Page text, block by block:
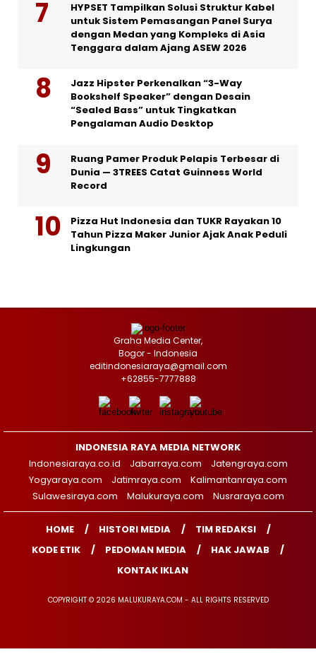
HYPSET Tampilkan Solusi Struktur Kabel
untuk Sistem Pemasangan Panel Surya
dengan Medan yang Kompleks di Asia
Tenggara dalam Ajang ASEW 2026
Jazz Hipster Perkenalkan “3-Way
Bookshelf Speaker” dengan Desain
“Sealed Bass” untuk Tingkatkan
Pengalaman Audio Desktop
Ruang Pamer Produk Pelapis Terbesar di
Dunia — 3TREES Catat Guinness World
Record
Pizza Hut Indonesia dan TUKR Rayakan 10
Tahun Pizza Maker Junior Ajak Anak Peduli
Lingkungan
Graha Media Center,
Bogor - Indonesia
editindonesiaraya@gmail.com
+62855-7777888
INDONESIA RAYA MEDIA NETWORK
Indonesiaraya.co.id
Jabarraya.com
Jatengraya.com
Yogyaraya.com
Jatimraya.com
Kalimantanraya.com
Sulawesiraya.com
Malukuraya.com Nusraraya.com
HOME HISTORI MEDIA
TIM REDAKSI
KODE ETIK
PEDOMAN MEDIA
HAK JAWAB
KONTAK IKLAN
COPYRIGHT © 2026 MALUKURAYA.COM - ALL RIGHTS RESERVED